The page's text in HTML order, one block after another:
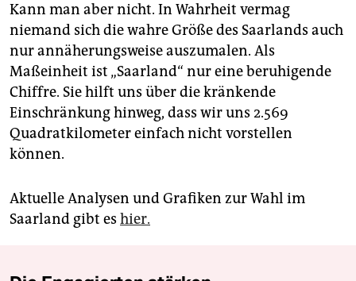
Kann man aber nicht. In Wahrheit vermag
niemand sich die wahre Größe des Saarlands auch
nur annäherungsweise auszumalen. Als
Maßeinheit ist „Saarland“ nur eine beruhigende
Chiffre. Sie hilft uns über die kränkende
Einschränkung hinweg, dass wir uns 2.569
Quadratkilometer einfach nicht vorstellen
können.
Aktuelle Analysen und Grafiken zur Wahl im
Saarland gibt es hier.